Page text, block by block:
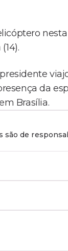
da
Brasília.
são de